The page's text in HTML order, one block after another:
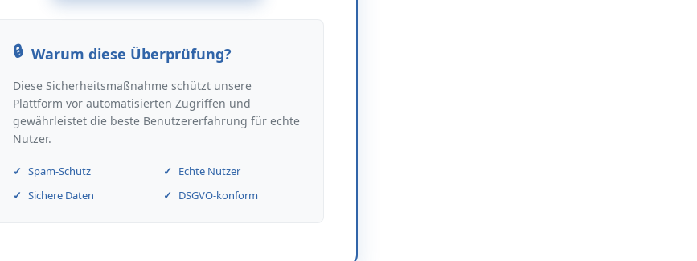
Warum diese Überprüfung?
Diese Sicherheitsmaßnahme schützt unsere
Plattform vor automatisierten Zugriffen und
gewährleistet die beste Benutzererfahrung für echte
Nutzer.
Spam-Schutz
Echte Nutzer
Sichere Daten
DSGVO-konform